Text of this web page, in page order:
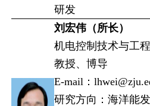
研发
刘宏伟（所长）
机电控制技术与工
教授、博导
E-mail：
研究方向：海洋能